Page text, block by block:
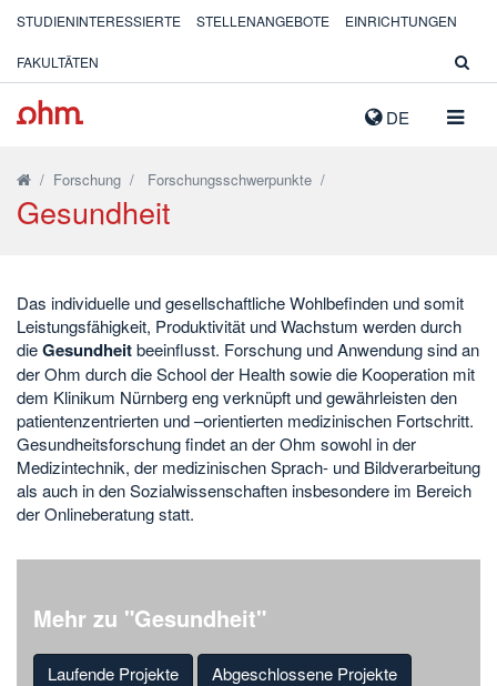
DE
STUDIENINTERESSIERTE STELLENANGEBOTE EINRICHTUNGEN
FAKULTÄTEN
/ Forschung / Forschungsschwerpunkte /
Gesundheit
Das individuelle und gesellschaftliche Wohlbefinden und somit
Leistungsfähigkeit, Produktivität und Wachstum werden durch
dieGesundheitbeeinflusst. Forschung und Anwendung sind an
der Ohm durch die School der Health sowie die Kooperation mit
dem Klinikum Nürnberg eng verknüpft und gewährleisten den
patientenzentrierten und –orientierten medizinischen Fortschritt.
Gesundheitsforschung findet an der Ohm sowohl in der
Medizintechnik, der medizinischen Sprach- und Bildverarbeitung
als auch in den Sozialwissenschaften insbesondere im Bereich
der Onlineberatung statt.
Mehr zu "Gesundheit"
Laufende Projekte
Abgeschlossene Projekte